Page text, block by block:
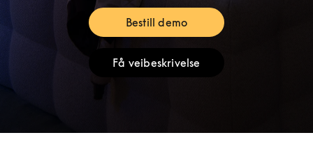
Bestill demoLink Opens in New Tab
Få veibeskrivelseLink Opens in New Tab